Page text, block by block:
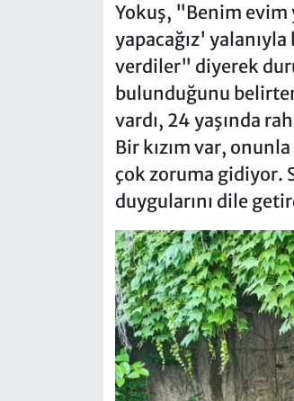
Yokuş, "Benim evim
yapacağız'
verdiler" diyerek
bulunduğunu
vardı, 24 yaşında
Bir kızım var,
çok zoruma gidiyor.
duygularını dile